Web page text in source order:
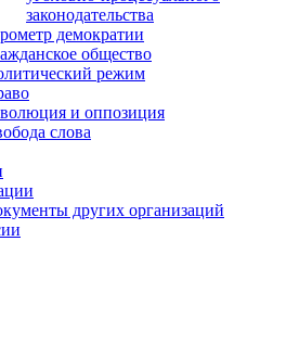
законодательства
демократии
общество
режим
и оппозиция
слова
других организаций